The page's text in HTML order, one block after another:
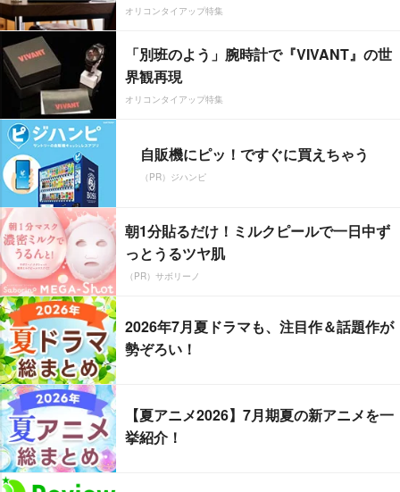
オリコンタイアップ特集
「別班のよう」腕時計で『VIVANT』の世
界観再現
オリコンタイアップ特集
自販機にピッ！ですぐに買えちゃう
（PR）ジハンピ
朝1分貼るだけ！ミルクピールで一日中ず
っとうるツヤ肌
（PR）サボリーノ
2026年7月夏ドラマも、注目作＆話題作が
勢ぞろい！
【夏アニメ2026】7月期夏の新アニメを一
挙紹介！